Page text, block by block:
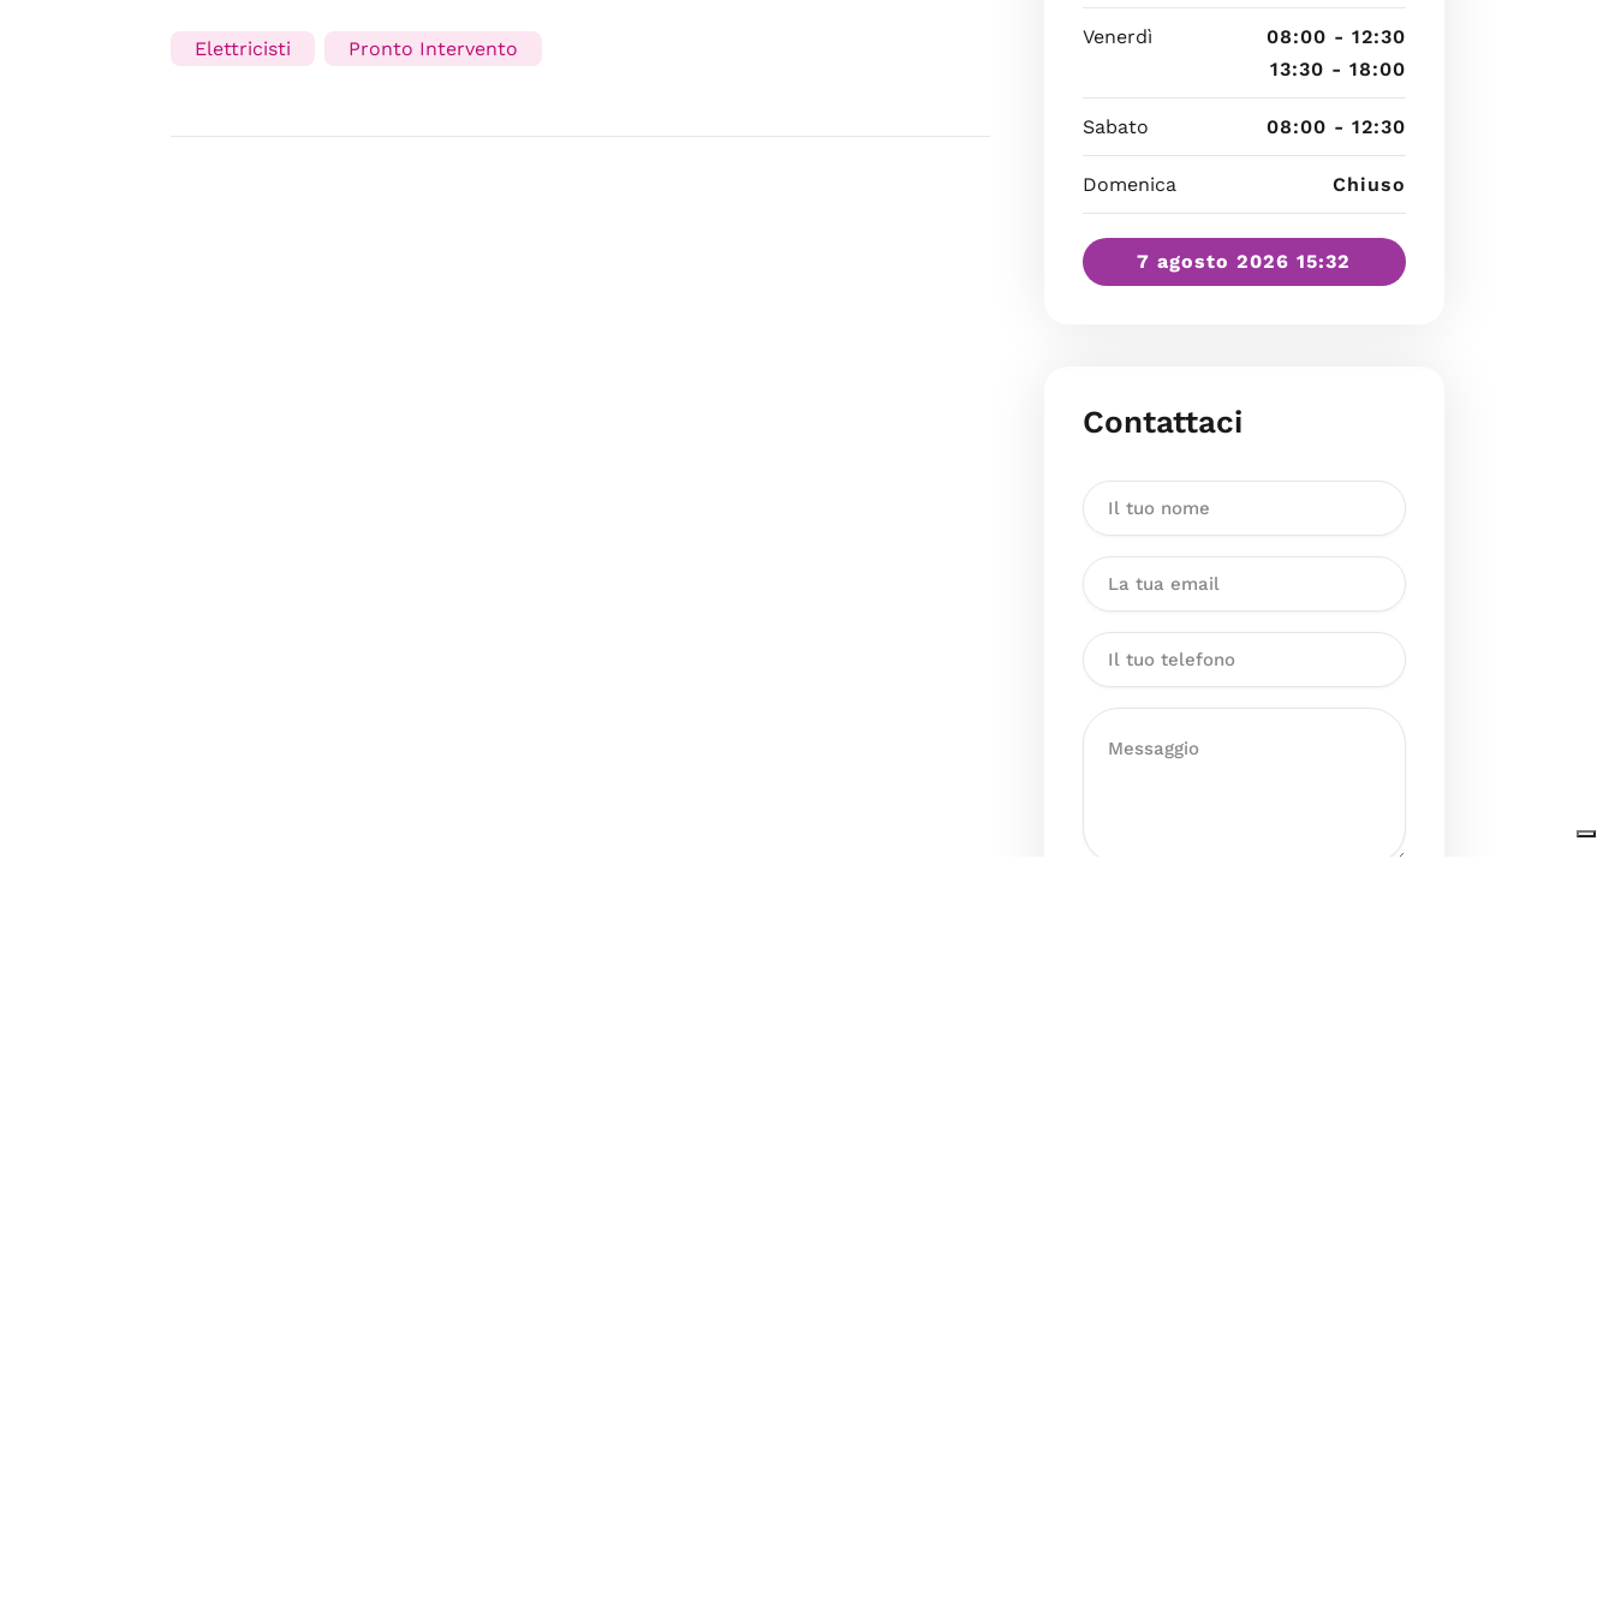
Elettricisti Pronto Intervento
Venerdì
08:00 - 12:30
13:30 - 18:00
Sabato 08:00 - 12:30
Domenica Chiuso
7 agosto 2026 15:32
Contattaci